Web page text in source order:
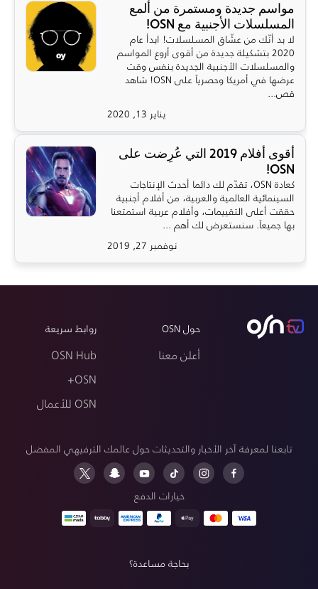
مواسم جديدة ومستمرة من ألمع
المسلسلات الأجنبية مع OSN!
لا بد أنّك من عشّاق المسلسلات! ابدأ عام
2020 بتشكيلة جديدة من أقوى أروع المواسم
والمسلسلات الأجنبية الجديدة بنفس وقت
عرضها في أمريكا وحصرياً على OSN! شاهد
قص...
يناير 13, 2020
أقوى أفلام 2019 التي عُرِضت على
OSN!
كعادة OSN، تقدّم لك دائما أحدث الإنتاجات
السينمائية العالمية والعربية، من أفلام أجنبية
حققت أعلى التقييمات، وأفلام عربية استمتعنا
بها جميعاً. سنستعرض لك أهم ...
نوفمبر 27, 2019
حول OSN
أعلن معنا
روابط سريعة
OSN Hub
OSN+
OSN للأعمال
تابعنا لمعرفة آخر الأخبار والتحديثات حول عالمك الترفيهي المفضل
خيارات الدفع
بحاجة مساعدة؟